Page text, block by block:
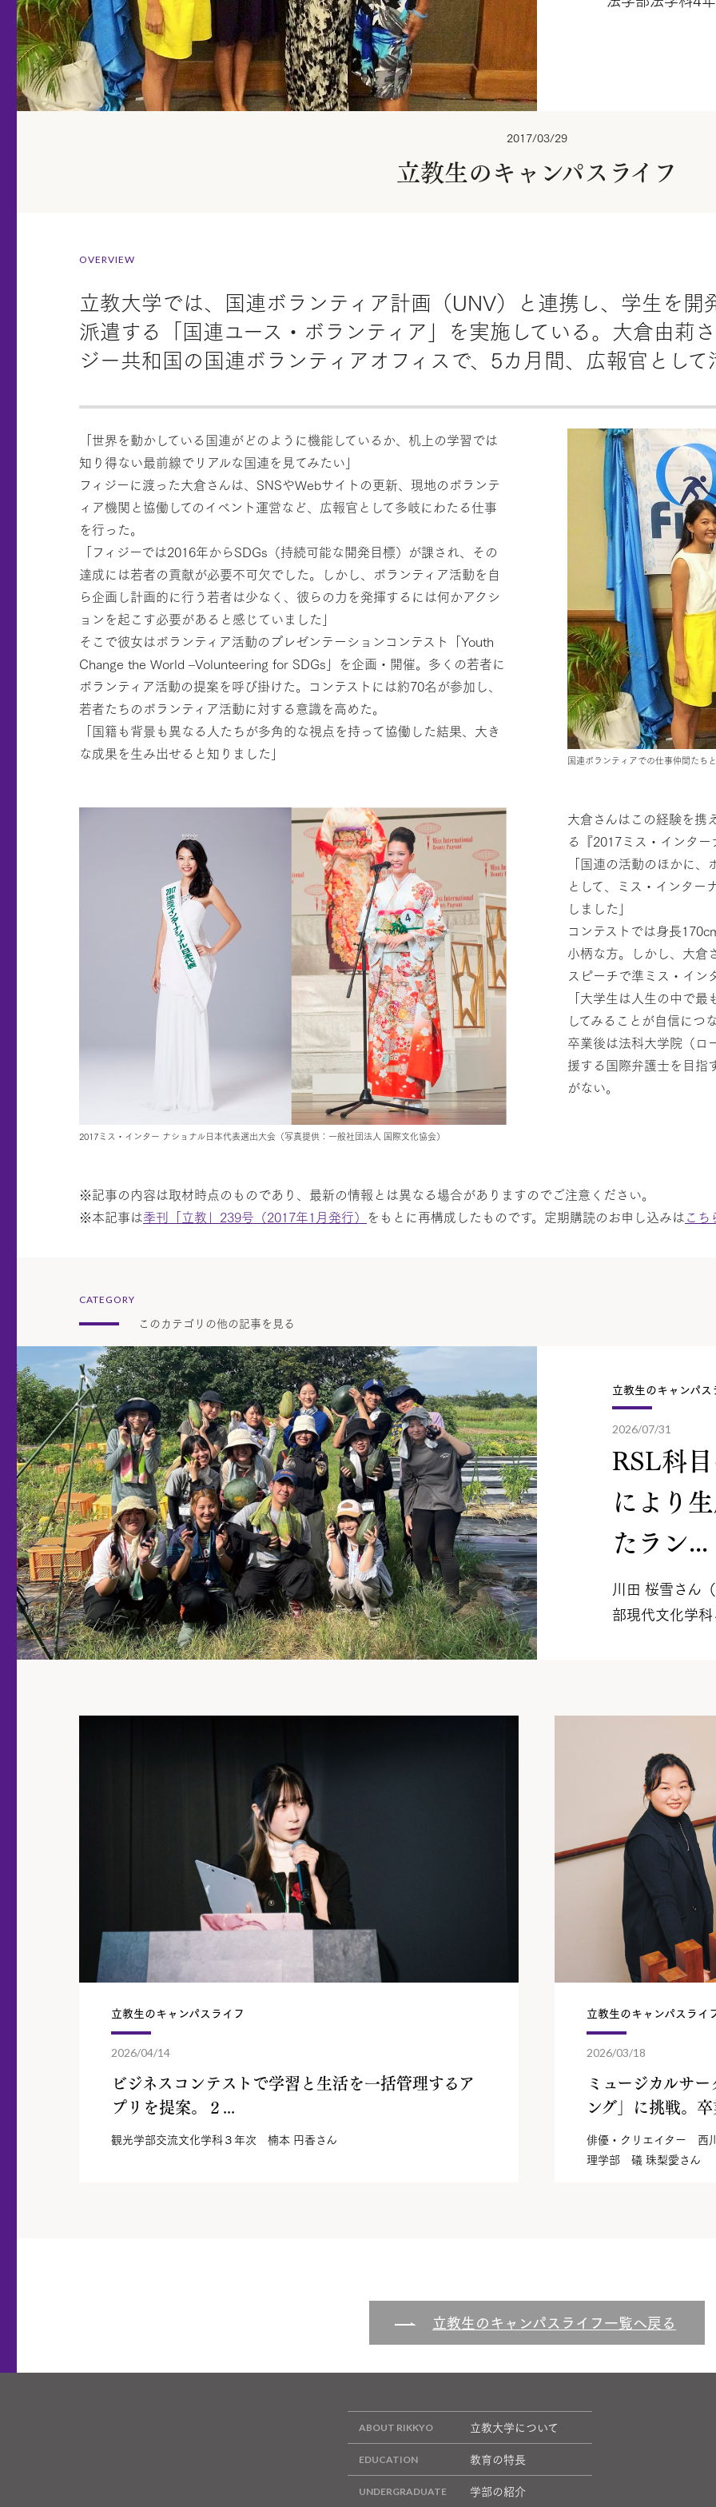
2017/03/29
立教生のキャンパスライフ
OVERVIEW
立教大学では、国連ボランティア計画（UNV）と連携し、学生を開
派遣する「国連ユース・ボランティア」を実施している。大倉由莉
ジー共和国の国連ボランティアオフィスで、5カ月間、広報官として
国連ボランティアでの仕事仲間たちと
「世界を動かしている国連がどのように機能しているか、机上の学習では
知り得ない最前線でリアルな国連を見てみたい」
フィジーに渡った大倉さんは、SNSやWebサイトの更新、現地のボランテ
ィア機関と協働してのイベント運営など、広報官として多岐にわたる仕事
を行った。
「フィジーでは2016年からSDGs（持続可能な開発目標）が課され、その
達成には若者の貢献が必要不可欠でした。しかし、ボランティア活動を自
ら企画し計画的に行う若者は少なく、彼らの力を発揮するには何かアクシ
ョンを起こす必要があると感じていました」
そこで彼女はボランティア活動のプレゼンテーションコンテスト「Youth
Change the World –Volunteering for SDGs」を企画・開催。多くの若者に
ボランティア活動の提案を呼び掛けた。コンテストには約70名が参加し、
若者たちのボランティア活動に対する意識を高めた。
「国籍も背景も異なる人たちが多角的な視点を持って協働した結果、大き
な成果を生み出せると知りました」
2017ミス・インター ナショナル日本代表選出大会（写真提供：一般社団法人 国際文化協会）
大倉さんはこの経験を携
る『2017ミス・インター
「国連の活動のほかに
として、ミス・インター
しました」
コンテストでは身長
小柄な方。しかし、大倉
スピーチで準ミス・イン
「大学生は人生の中で
してみることが自信につ
卒業後は法科大学院（ロ
援する国際弁護士を目指
がない。
※記事の内容は取材時点のものであり、最新の情報とは異なる場合がありますのでご注意ください。
※本記事は季刊「立教」239号（2017年1月発行） をもとに再構成したものです。定期購読のお申し込みはこち
CATEGORY
このカテゴリの他の記事を見る
立教生のキャンパス
2026/07/31
RSL科
により
たラン...
川田 桜雪さん
部現代文化学
立教生のキャンパスライフ
2026/04/14
ビジネスコンテストで学習と生活を一括管理するア
プリを提案。２...
観光学部交流文化学科３年次 楠本 円香さん
立教生のキャンパスライ
2026/03/18
ミュージカルサ
ング」に挑戦。
俳優・クリエイター 西
理学部 礒 珠梨愛さん
立教生のキャンパスライフ一覧へ戻る
立教大学について
教育の特長
学部の紹介